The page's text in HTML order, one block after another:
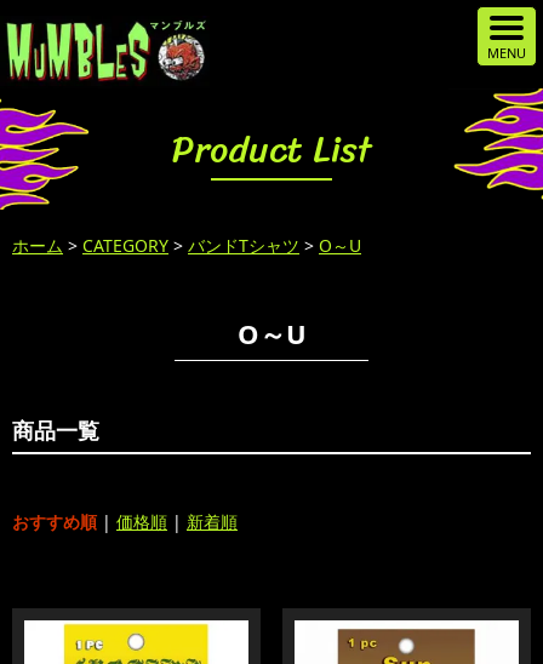
Product List
ホーム > CATEGORY > バンドTシャツ > O～U
O～U
商品一覧
おすすめ順 | 価格順 | 新着順